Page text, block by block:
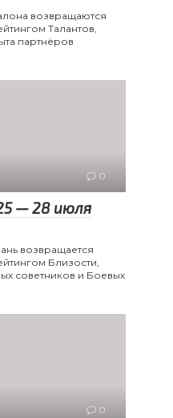
возвращаются
Талантов,
партнёров
0
— 28 июля
возвращается
Близости,
советников и Боевых
0